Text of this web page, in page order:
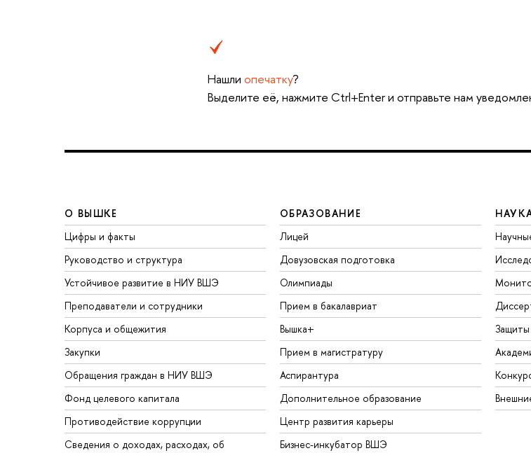
Нашли опечатку?
Выделите её, нажмите Ctrl+Enter и отправьте нам
О ВЫШКЕ
Цифры и факты
Руководство и структура
Устойчивое развитие в НИУ ВШЭ
Преподаватели и сотрудники
Корпуса и общежития
Закупки
Обращения граждан в НИУ ВШЭ
Фонд целевого капитала
Противодействие коррупции
Сведения о доходах, расходах, об
ОБРАЗОВАНИЕ
Лицей
Довузовская подготовка
Олимпиады
Прием в бакалавриат
Вышка+
Прием в магистратуру
Аспирантура
Дополнительное образование
Центр развития карьеры
Бизнес-инкубатор ВШЭ
Защиты